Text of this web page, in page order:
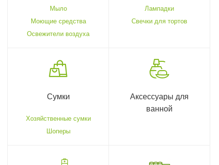
Мыло
Моющие средства
Освежители воздуха
Лампадки
Свечки для тортов
Сумки
Хозяйственные сумки
Шоперы
Аксессуары для
ванной